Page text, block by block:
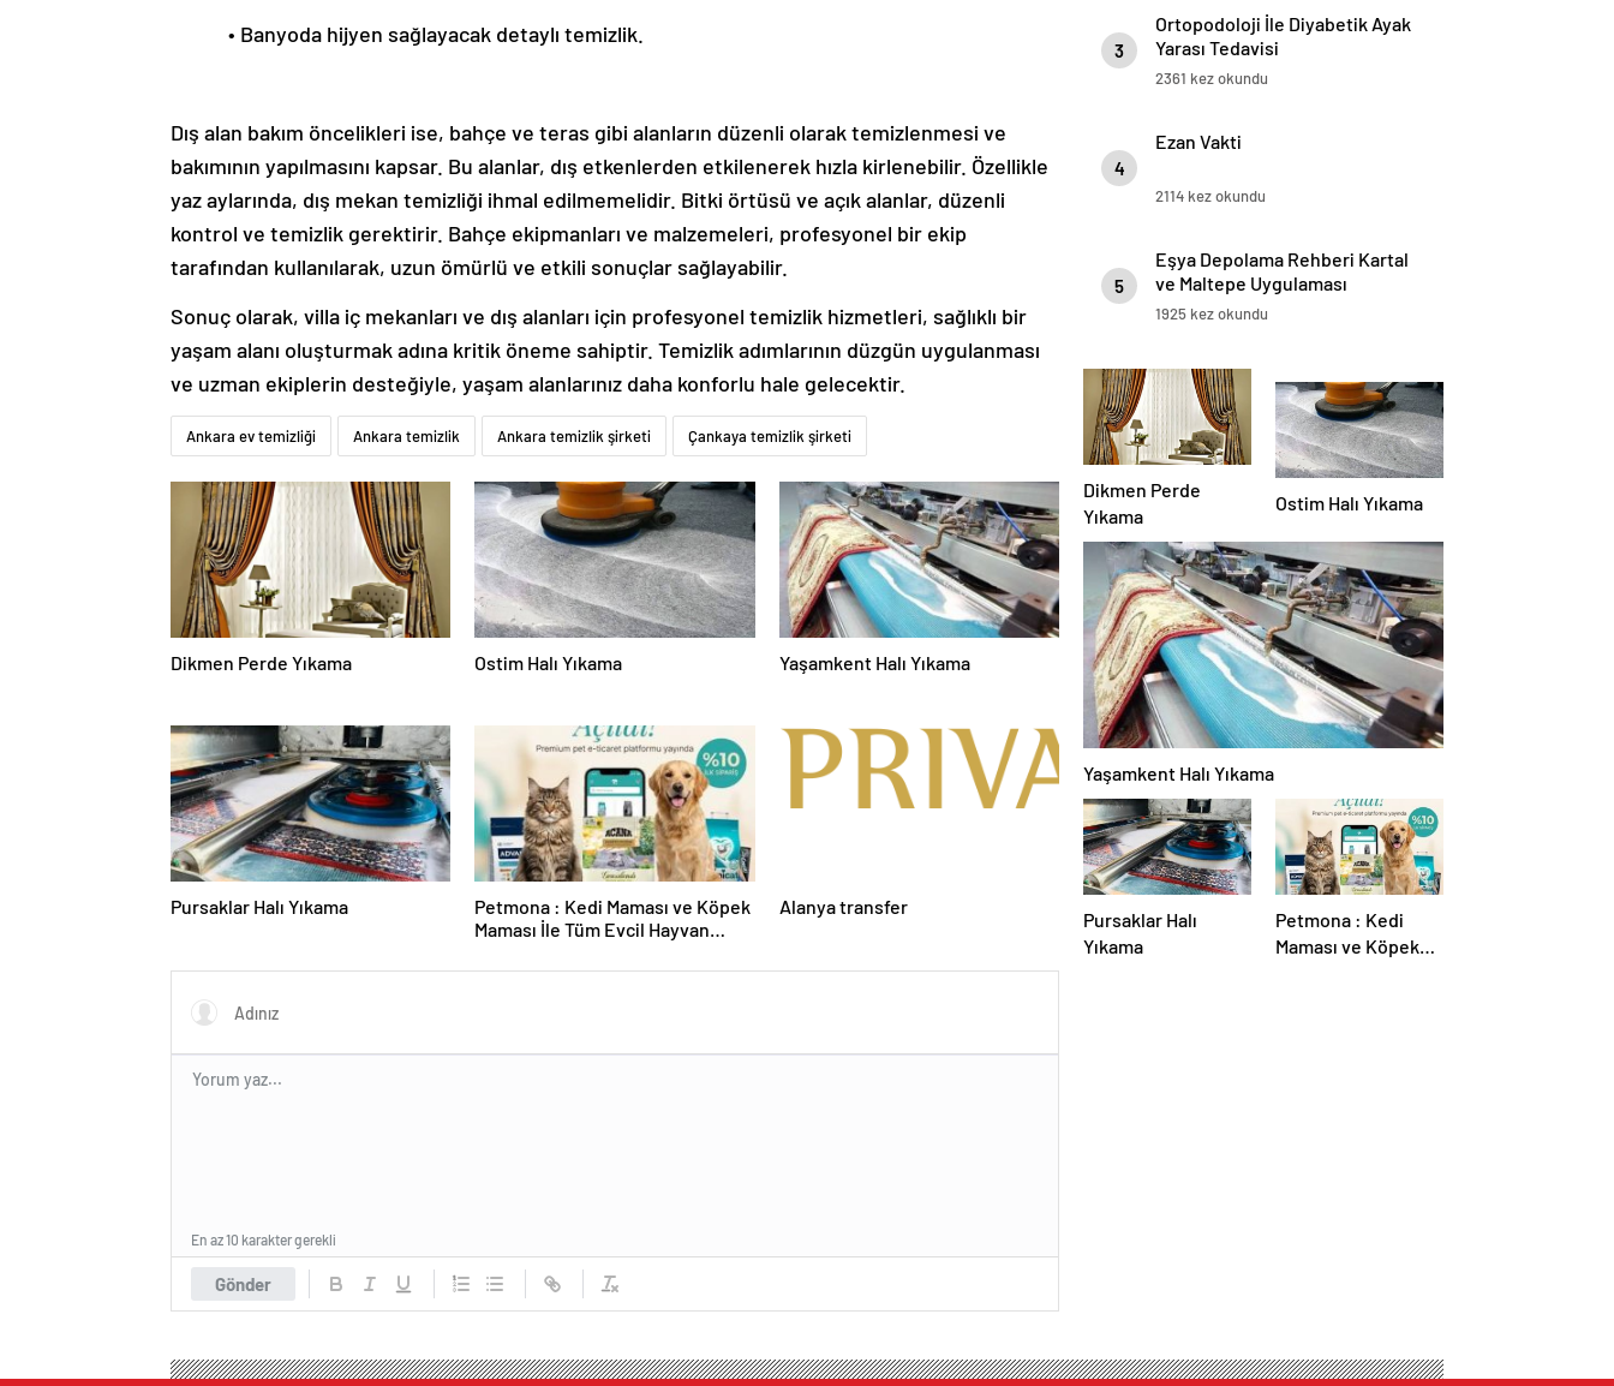
• Banyoda hijyen sağlayacak detaylı temizlik.
Dış alan bakım öncelikleri ise, bahçe ve teras gibi alanların düzenli olarak temizlenmesi ve
bakımının yapılmasını kapsar. Bu alanlar, dış etkenlerden etkilenerek hızla kirlenebilir. Özellikle
yaz aylarında, dış mekan temizliği ihmal edilmemelidir. Bitki örtüsü ve açık alanlar, düzenli
kontrol ve temizlik gerektirir. Bahçe ekipmanları ve malzemeleri, profesyonel bir ekip
tarafından kullanılarak, uzun ömürlü ve etkili sonuçlar sağlayabilir.
Sonuç olarak, villa iç mekanları ve dış alanları için profesyonel temizlik hizmetleri, sağlıklı bir
yaşam alanı oluşturmak adına kritik öneme sahiptir. Temizlik adımlarının düzgün uygulanması
ve uzman ekiplerin desteğiyle, yaşam alanlarınız daha konforlu hale gelecektir.
Ankara ev temizliği Ankara temizlik Ankara temizlik şirketi Çankaya temizlik şirketi
Dikmen Perde Yıkama Ostim Halı Yıkama Yaşamkent Halı Yıkama
Pursaklar Halı Yıkama
Petmona : Kedi Maması ve Köpek
Maması İle Tüm Evcil Hayvan
Alanya transfer
Gönder
En az 10 karakter gerekli
3
Ortopodoloji İle Diyabetik Ayak
Yarası Tedavisi
2361 kez okundu
4
Ezan Vakti
2114 kez okundu
5
Eşya Depolama Rehberi Kartal
ve Maltepe Uygulaması
1925 kez okundu
Dikmen Perde
Yıkama
Ostim Halı Yıkama
Yaşamkent Halı Yıkama
Pursaklar Halı
Yıkama
Petmona : Kedi
Maması ve Köpek